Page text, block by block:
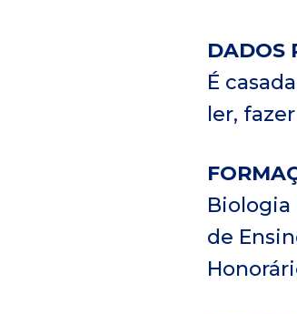
i
c
i
l
DADOS
É
ler,
Biologia
de